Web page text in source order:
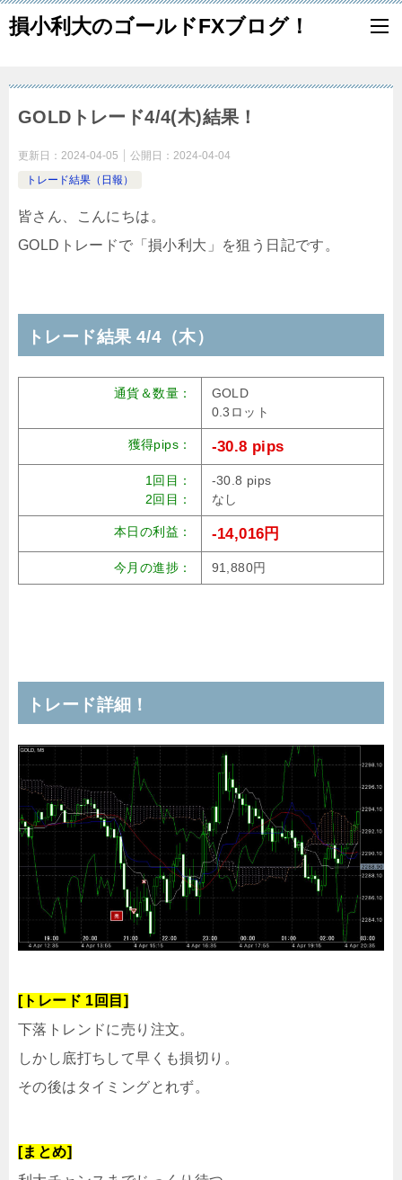
損小利大のゴールドFXブログ！
GOLDトレード4/4(木)結果！
更新日： 2024-04-05 公開日： 2024-04-04
トレード結果（日報）
皆さん、こんにちは。
GOLDトレードで「損小利大」を狙う日記です。
トレード結果 4/4（木）
通貨＆数量：
GOLD
0.3ロット
獲得pips： -30.8 pips
1回目：
2回目：
-30.8 pips
なし
本日の利益： -14,016円
今月の進捗： 91,880円
トレード詳細！
[トレード 1回目]
下落トレンドに売り注文。
しかし底打ちして早くも損切り。
その後はタイミングとれず。
[まとめ]